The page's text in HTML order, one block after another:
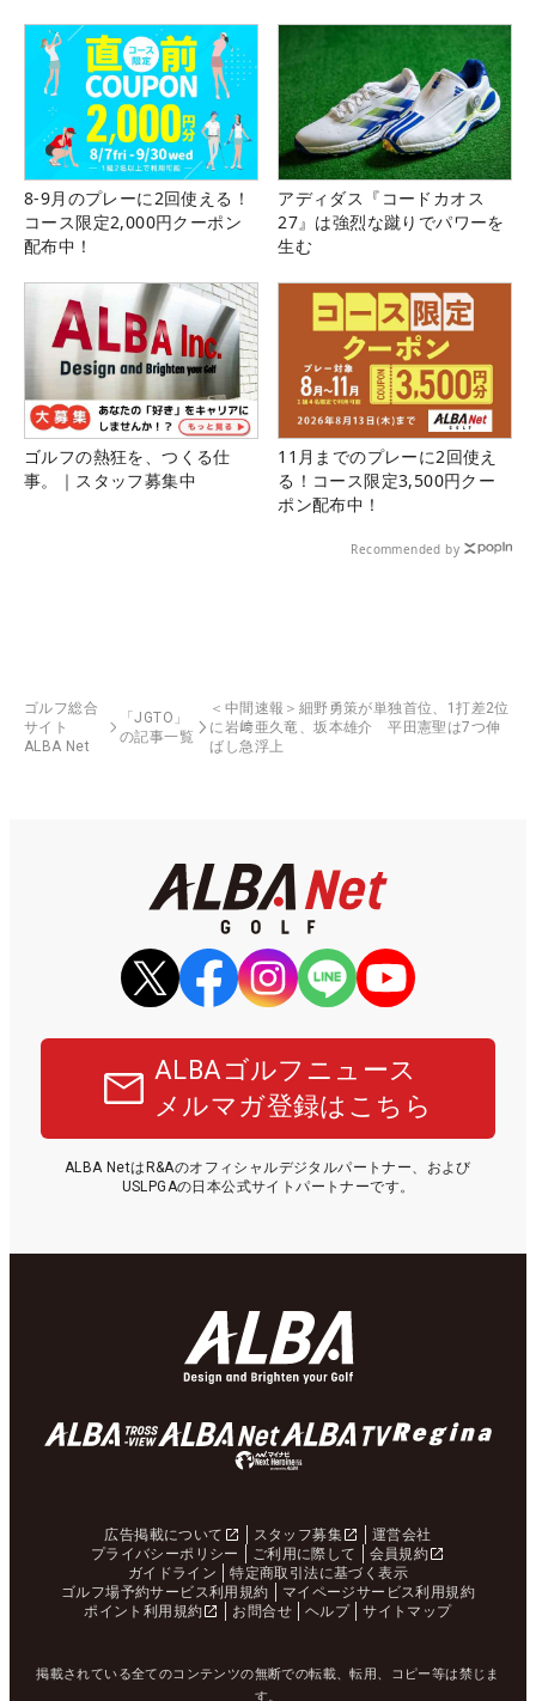
8-9月のプレーに2回使える！
コース限定2,000円クーポン
配布中！
アディダス『コードカオス
27』は強烈な蹴りでパワーを
生む
ゴルフの熱狂を、つくる仕
事。｜スタッフ募集中
11月までのプレーに2回使え
る！コース限定3,500円クー
ポン配布中！
Recommended by
ゴルフ総合
サイト
ALBA Net
「JGTO」
の記事一覧
＜中間速報＞細野勇策が単独首位、1打差2位
に岩﨑亜久竜、坂本雄介 平田憲聖は7つ伸
ばし急浮上
ALBAゴルフニュース
メルマガ登録はこちら
ALBA NetはR&Aのオフィシャルデジタルパートナー、および
USLPGAの日本公式サイトパートナーです。
広告掲載について スタッフ募集
運営会社
プライバシーポリシー
ご利用に際して
会員規約
ガイドライン
特定商取引法に基づく表示
ゴルフ場予約サービス利用規約
マイページサービス利用規約
ポイント利用規約
お問合せ ヘルプ サイトマップ
掲載されている全てのコンテンツの無断での転載、転用、コピー等は禁じま
す。